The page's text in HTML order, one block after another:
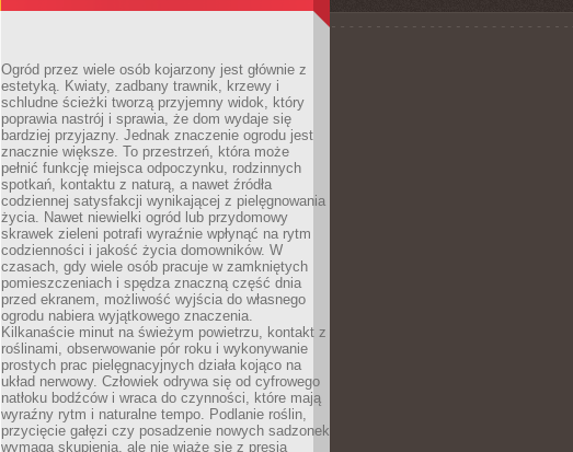
Ogród przez wiele osób kojarzony jest głównie z
estetyką. Kwiaty, zadbany trawnik, krzewy i
schludne ścieżki tworzą przyjemny widok, który
poprawia nastrój i sprawia, że dom wydaje się
bardziej przyjazny. Jednak znaczenie ogrodu jest
znacznie większe. To przestrzeń, która może
pełnić funkcję miejsca odpoczynku, rodzinnych
spotkań, kontaktu z naturą, a nawet źródła
codziennej satysfakcji wynikającej z pielęgnowania
życia. Nawet niewielki ogród lub przydomowy
skrawek zieleni potrafi wyraźnie wpłynąć na rytm
codzienności i jakość życia domowników. W
czasach, gdy wiele osób pracuje w zamkniętych
pomieszczeniach i spędza znaczną część dnia
przed ekranem, możliwość wyjścia do własnego
ogrodu nabiera wyjątkowego znaczenia.
Kilkanaście minut na świeżym powietrzu, kontakt z
roślinami, obserwowanie pór roku i wykonywanie
prostych prac pielęgnacyjnych działa kojąco na
układ nerwowy. Człowiek odrywa się od cyfrowego
natłoku bodźców i wraca do czynności, które mają
wyraźny rytm i naturalne tempo. Podlanie roślin,
przycięcie gałęzi czy posadzenie nowych sadzonek
wymaga skupienia, ale nie wiąże się z presją